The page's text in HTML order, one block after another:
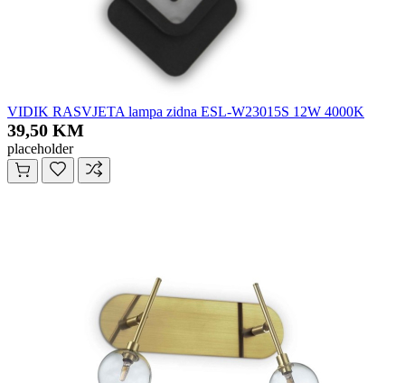
VIDIK RASVJETA lampa zidna ESL-W23015S 12W 4000K
39,50 KM
placeholder